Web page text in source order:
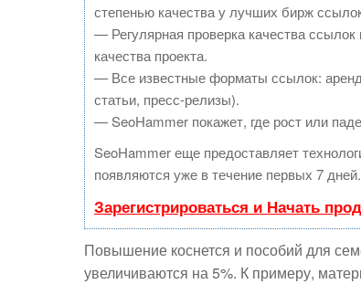
степенью качества у лучших бирж
— Регулярная проверка качества
качества проекта.
— Все известные форматы ссылок:
статьи, пресс-релизы).
— SeoHammer покажет, где рост или
SeoHammer еще предоставляет
появляются уже в течение первых 7 дней.
Зарегистрироваться и Начать
Повышение коснется и пособий для
увеличиваются на 5%. К примеру,